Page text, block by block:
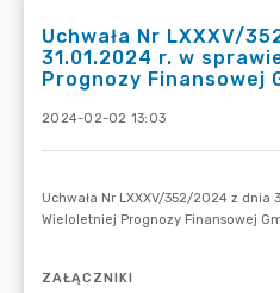
Uchwała Nr LXXXV/
31.01.2024 r. w
Prognozy Finansowej
2024-02-02 13:03
ZAŁĄCZNIKI